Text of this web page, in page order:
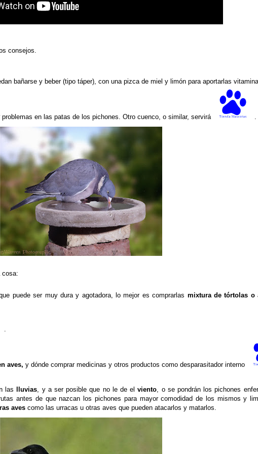
consejos.
bañarse y beber (tipo táper), con una pizca de miel y limón para aportarlas
problemas en las patas de los pichones. Otro cuenco, o similar, servirá .
cosa:
puede ser muy dura y agotadora, lo mejor es comprarlas mixtura de tórtolas o
aves, y dónde comprar medicinas y otros productos como desparasitador interno
las lluvias, y a ser posible que no le de el viento, o se pondrán los pichones
antes de que nazcan los pichones para mayor comodidad de los mismos y
aves como las urracas u otras aves que pueden atacarlos y matarlos.